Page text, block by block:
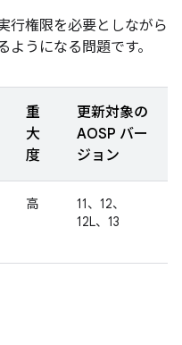
行権限を必要としながら
うになる問題です。
重
大
度
更新対象の
AOSP バー
ジョン
高
11、12、
12L、13